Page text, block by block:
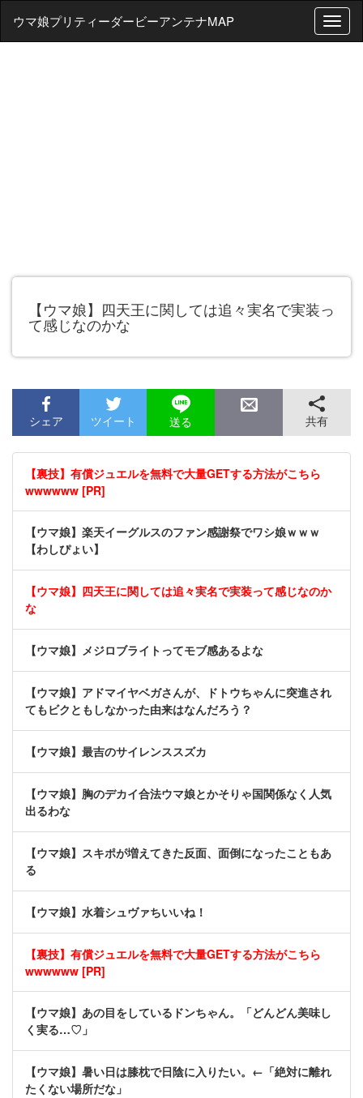
T
o
ウマ娘プリティーダービーアンテナMAP
【ウマ娘】四天王に関しては追々実名で実装っ
て感じなのかな
シェア ツイート 送る 共有
【裏技】有償ジュエルを無料で大量GETする方法がこちら
wwwwww [PR]
【ウマ娘】楽天イーグルスのファン感謝祭でワシ娘ｗｗｗ
【わしぴょい】
【ウマ娘】四天王に関しては追々実名で実装って感じなのか
な
【ウマ娘】メジロブライトってモブ感あるよな
【ウマ娘】アドマイヤベガさんが、ドトウちゃんに突進され
てもビクともしなかった由来はなんだろう？
【ウマ娘】最吉のサイレンススズカ
【ウマ娘】胸のデカイ合法ウマ娘とかそりゃ国関係なく人気
出るわな
【ウマ娘】スキポが増えてきた反面、面倒になったこともあ
る
【ウマ娘】水着シュヴァちいいね！
【裏技】有償ジュエルを無料で大量GETする方法がこちら
wwwwww [PR]
【ウマ娘】あの目をしているドンちゃん。「どんどん美味し
く実る…♡」
【ウマ娘】暑い日は膝枕で日陰に入りたい。←「絶対に離れ
たくない場所だな」